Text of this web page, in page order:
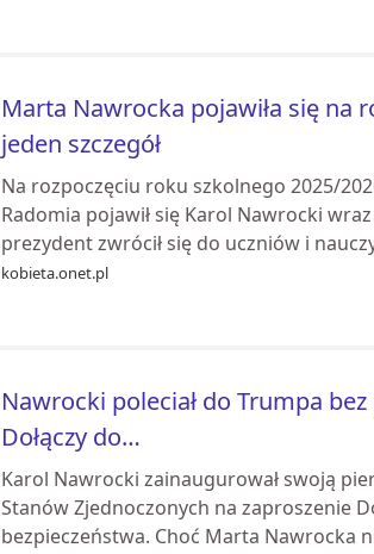
Marta Nawrocka pojawiła się na
jeden szczegół
Na rozpoczęciu roku szkolnego 2025/
Radomia pojawił się Karol Nawrocki
prezydent zwrócił się do uczniów i
kobieta.onet.pl
Nawrocki poleciał do Trumpa
Dołączy do…
Karol Nawrocki zainaugurował swoją
Stanów Zjednoczonych na zaproszenie
bezpieczeństwa. Choć Marta Nawrocka